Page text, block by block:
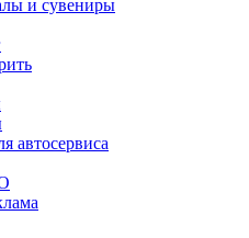
и сувениры
автосервиса